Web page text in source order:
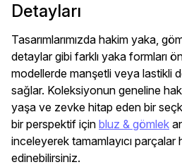
Detayları
Tasarımlarımızda hakim yaka,
detaylar gibi farklı yaka formları
modellerde manşetli veya lastikli
sağlar. Koleksiyonun geneline
yaşa ve zevke hitap eden bir
bir perspektif için bluz & gömlek
inceleyerek tamamlayıcı parçalar
edinebilirsiniz.